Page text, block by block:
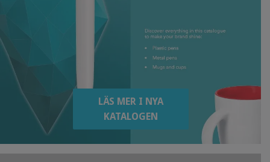
LÄS MER I NYA
KATALOGEN